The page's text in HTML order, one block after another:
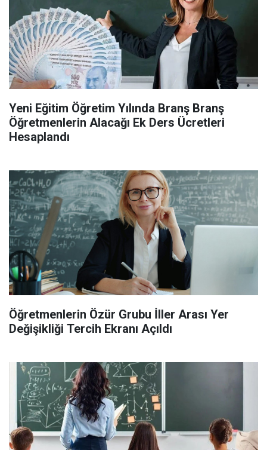
Yeni Eğitim Öğretim Yılında Branş Branş
Öğretmenlerin Alacağı Ek Ders Ücretleri
Hesaplandı
Öğretmenlerin Özür Grubu İller Arası Yer
Değişikliği Tercih Ekranı Açıldı